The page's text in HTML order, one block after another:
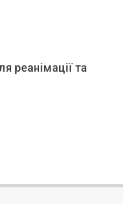
реанімації та